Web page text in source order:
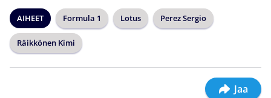
AIHEET Formula 1 Lotus Perez Sergio
Räikkönen Kimi
Jaa